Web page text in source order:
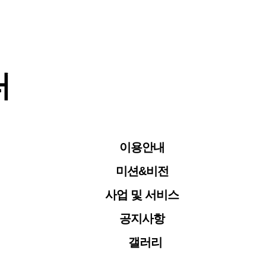
이용안내
미션&비전
사업 및 서비스
공지사항
갤러리